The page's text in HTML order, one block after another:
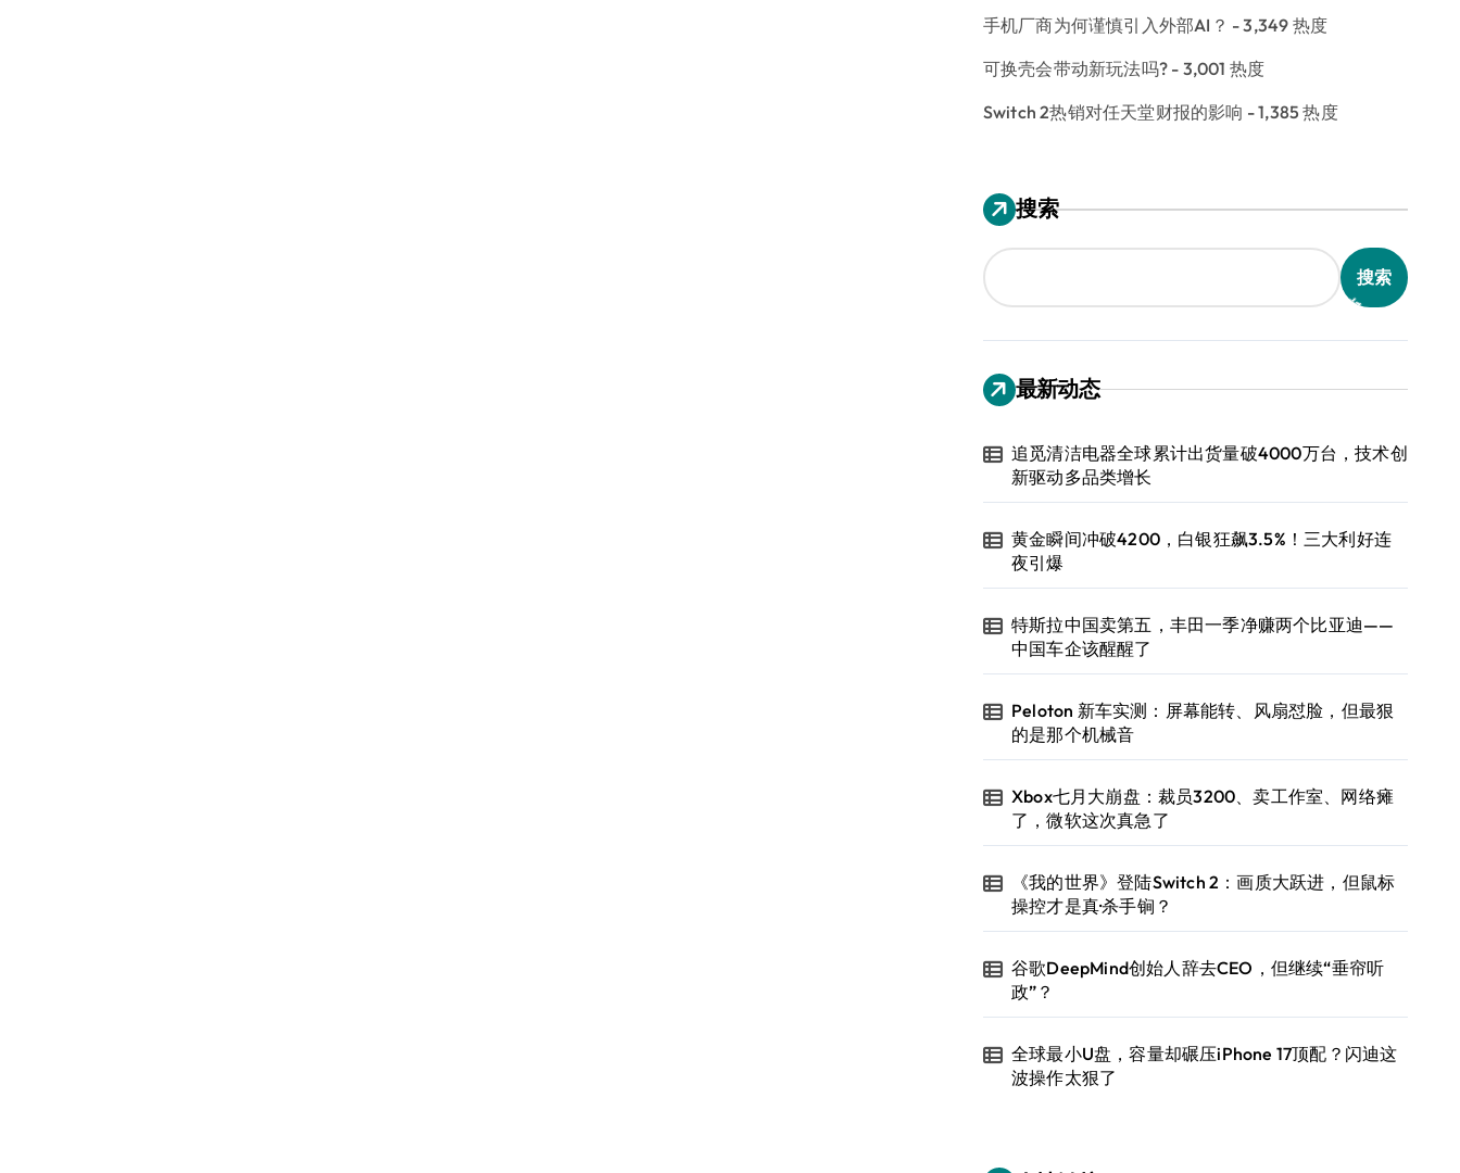
手机厂商为何谨慎引入外部AI？ - 3,349 热度
可换壳会带动新玩法吗? - 3,001 热度
Switch 2热销对任天堂财报的影响 - 1,385 热度
搜索
搜索
最新动态
追觅清洁电器全球累计出货量破4000万台，技术创
新驱动多品类增长
黄金瞬间冲破4200，白银狂飙3.5%！三大利好连
夜引爆
特斯拉中国卖第五，丰田一季净赚两个比亚迪——
中国车企该醒醒了
Peloton 新车实测：屏幕能转、风扇怼脸，但最狠
的是那个机械音
Xbox七月大崩盘：裁员3200、卖工作室、网络瘫
了，微软这次真急了
《我的世界》登陆Switch 2：画质大跃进，但鼠标
操控才是真·杀手锏？
谷歌DeepMind创始人辞去CEO，但继续“垂帘听
政”？
全球最小U盘，容量却碾压iPhone 17顶配？闪迪这
波操作太狠了